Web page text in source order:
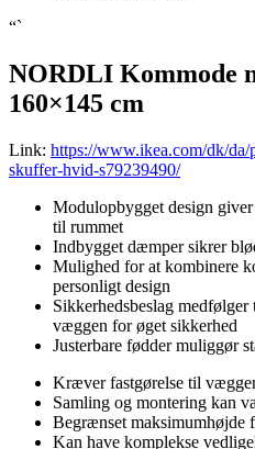
“`
NORDLI Kommode
160×145 cm
Link: https://www.ikea.com/dk/
skuffer-hvid-s79239490/
Modulopbygget design
til rummet
Indbygget dæmper sikrer
Mulighed for at kombinere
personligt design
Sikkerhedsbeslag
væggen for øget sikkerhed
Justerbare fødder muliggør
Kræver fastgørelse til
Samling og montering kan
Begrænset maksimumhøjde
Kan have komplekse